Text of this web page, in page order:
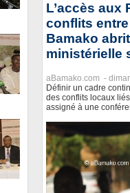
L’accès aux
conflits
Bamako
ministérielle
aBamako.com -
Définir un cadre
des conflits locaux
assigné à une